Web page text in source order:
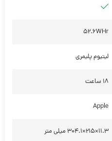
52.6WHr
لیتیوم پلیمری
18 ساعت
Apple
۱۱.۳×۲۱۵×۳۰۴.۱ میلی‌ متر